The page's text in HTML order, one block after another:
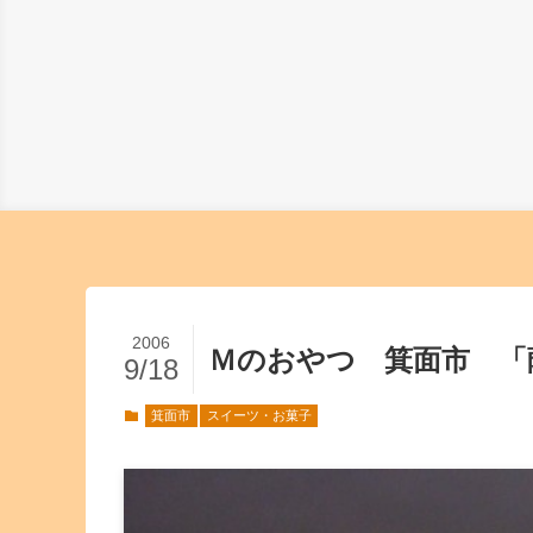
Ｍのおやつ 箕面市 「
2006
9/18
箕面市 スイーツ・お菓子